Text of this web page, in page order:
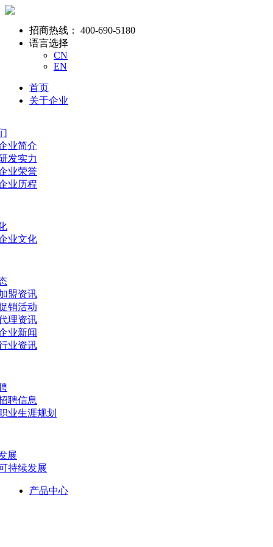
招商热线：
400-690-5180
语言选择
CN
EN
首页
关于企业
业简介
发实力
业荣誉
业历程
业文化
盟资讯
销活动
理资讯
业新闻
业资讯
聘信息
业生涯规划
展
持续发展
产品中心